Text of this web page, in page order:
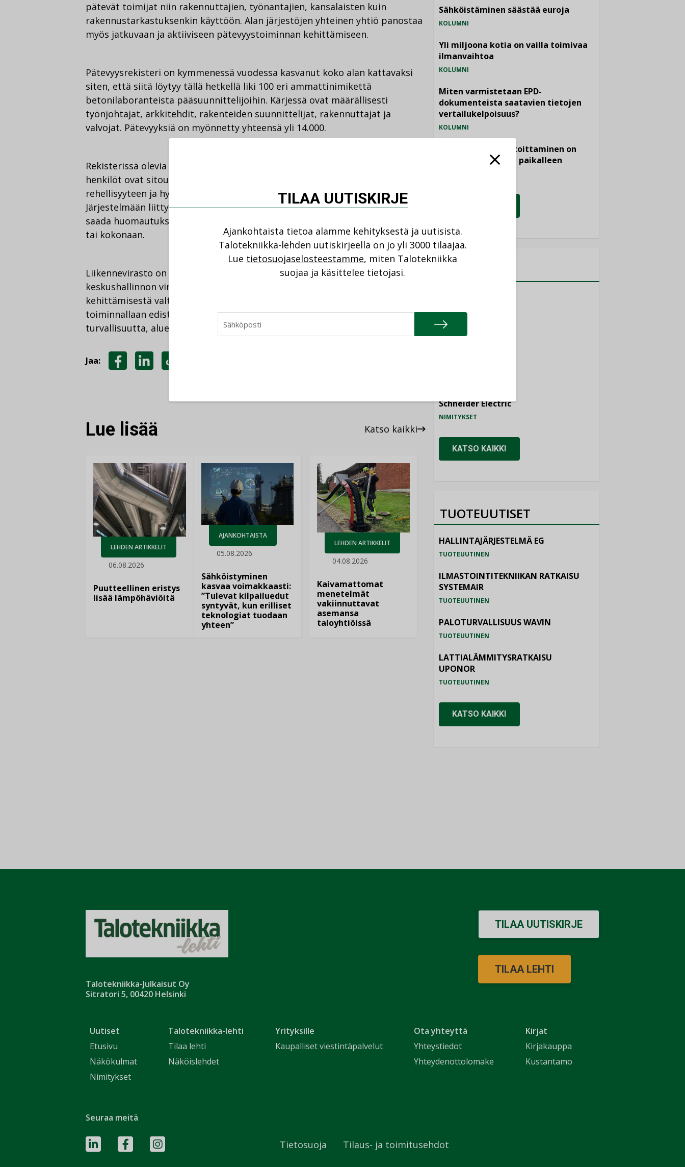
pätevät toimijat niin rakennuttajien, työnantajien, kansalaisten kuin
rakennustarkastuksenkin käyttöön. Alan järjestöjen yhteinen yhtiö panostaa
myös jatkuvaan ja aktiiviseen pätevyystoiminnan kehittämiseen.
Pätevyysrekisteri on kymmenessä vuodessa kasvanut koko alan kattavaksi
siten, että siitä löytyy tällä hetkellä liki 100 eri ammattinimikettä
betonilaboranteista pääsuunnittelijoihin. Kärjessä ovat määrällisesti
työnjohtajat, arkkitehdit, rakenteiden suunnittelijat, rakennuttajat ja
valvojat. Pätevyyksiä on myönnetty yhteensä yli 14.000.
Rekisterissä olevia ammattilaisia ohjaavat eettiset ohjeet. Päteväksi todetut
henkilöt ovat sitoutuneet korkeisiin ammatillisiin vaatimuksiin,
rehellisyyteen ja hyvän rakentamistavan mukaiseen toimintaan.
Järjestelmään liittyy myös sanktiojärjestelmä, jonka mukaan henkilö voi
saada huomautuksen tai hänen pätevyytensä voidaan peruuttaa määräajaksi
tai kokonaan.
Liikennevirasto on liikenne- ja viestintäministeriön hallinnonalalla toimiva
keskushallinnon virasto, joka vastaa liikenteen palvelutason ylläpidosta ja
kehittämisestä valtion hallinnoimilla liikenneväylillä. Viraston tehtävänä on
toiminnallaan edistää liikennejärjestelmän toimivuutta, liikenteen
turvallisuutta, alueiden tasapainoista kehitystä ja kestävää kehitystä.
Jaa:
Lue lisää Katso kaikki
LEHDEN ARTIKKELIT
06.08.2026
Puutteellinen eristys
lisää lämpöhäviöitä
AJANKOHTAISTA
05.08.2026
Sähköistyminen
kasvaa voimakkaasti:
”Tulevat kilpailuedut
syntyvät, kun erilliset
teknologiat tuodaan
yhteen”
LEHDEN ARTIKKELIT
04.08.2026
Kaivamattomat
menetelmät
vakiinnuttavat
asemansa
taloyhtiöissä
Sähköistäminen säästää euroja
KOLUMNI
Yli miljoona kotia on vailla toimivaa
ilmanvaihtoa
KOLUMNI
Miten varmistetaan EPD-
dokumenteista saatavien tietojen
vertailukelpoisuus?
KOLUMNI
Vesi- ja viemärimitoittaminen on
jämähtänyt ajassa paikalleen
NIMITYKSET
Schneider Electric
NIMITYKSET
KATSO KAIKKI
TUOTEUUTISET
HALLINTAJÄRJESTELMÄ EG
TUOTEUUTINEN
ILMASTOINTITEKNIIKAN RATKAISU
SYSTEMAIR
TUOTEUUTINEN
PALOTURVALLISUUS WAVIN
TUOTEUUTINEN
LATTIALÄMMITYSRATKAISU
UPONOR
TUOTEUUTINEN
KATSO KAIKKI
Talotekniikka-Julkaisut Oy
Sitratori 5, 00420 Helsinki
Uutiset
Etusivu
Näkökulmat
Nimitykset
Talotekniikka-lehti
Tilaa lehti
Näköislehdet
Yrityksille
Kaupalliset viestintäpalvelut
Ota yhteyttä
Yhteystiedot
Yhteydenottolomake
Kirjat
Kirjakauppa
Kustantamo
TILAA UUTISKIRJE
TILAA LEHTI
Seuraa meitä
Tietosuoja Tilaus- ja toimitusehdot
TILAA UUTISKIRJE
Ajankohtaista tietoa alamme kehityksestä ja uutisista.
Talotekniikka-lehden uutiskirjeellä on jo yli 3000 tilaajaa.
Lue tietosuojaselosteestamme, miten Talotekniikka
suojaa ja käsittelee tietojasi.